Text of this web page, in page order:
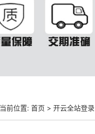
当前位置: 首页 > 开云全站登录